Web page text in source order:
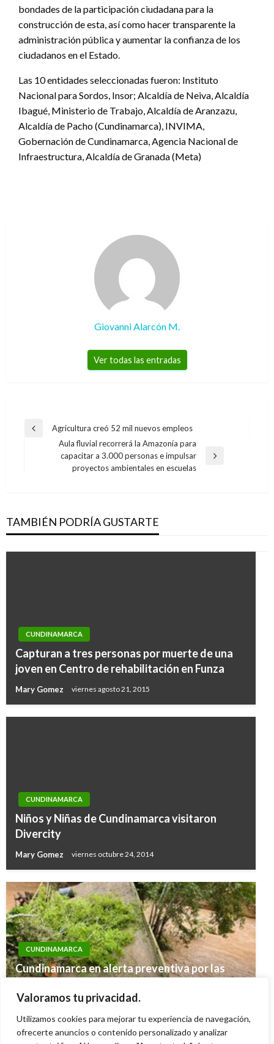
Valoramos tu privacidad.
Utilizamos cookies para mejorar tu experiencia de navegación,
ofrecerte anuncios o contenido personalizado y analizar
bondades de la participación ciudadana para la
construcción de esta, así como hacer transparente la
administración pública y aumentar la confianza de los
ciudadanos en el Estado.
Las 10 entidades seleccionadas fueron: Instituto
Nacional para Sordos, Insor; Alcaldía de Neiva, Alcaldía
Ibagué, Ministerio de Trabajo, Alcaldía de Aranzazu,
Alcaldía de Pacho (Cundinamarca), INVIMA,
Gobernación de Cundinamarca, Agencia Nacional de
Infraestructura, Alcaldía de Granada (Meta)
Giovanni Alarcón M.
Ver todas las entradas
Navegación
entradas
Entrada
Agricultura creó 52 mil nuevos empleos
Entrada
Aula fluvial recorrerá la Amazonía para
capacitar a 3.000 personas e impulsar
proyectos ambientales en escuelas
TAMBIÉN PODRÍA GUSTARTE
CUNDINAMARCA
Capturan a tres personas por muerte de una
joven en Centro de rehabilitación en Funza
Mary Gomez viernes agosto 21, 2015
CUNDINAMARCA
Niños y Niñas de Cundinamarca visitaron
Divercity
Mary Gomez viernes octubre 24, 2014
CUNDINAMARCA
Cundinamarca en alerta preventiva por las
Bogotá, Magdalena y Sumapaz
Ariel Cabrera miércoles marzo 19, 2025
CUNDINAMARCA
Iván Briceño jueves abril 27, 2017